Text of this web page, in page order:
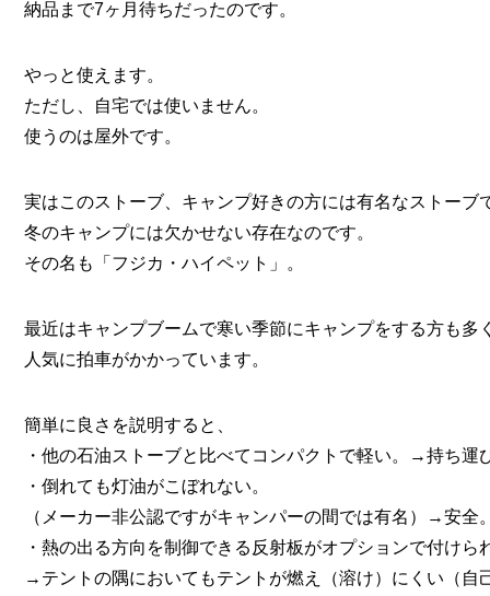
納品まで7ヶ月待ちだったのです。
やっと使えます。
ただし、自宅では使いません。
使うのは屋外です。
実はこのストーブ、キャンプ好きの方には有名なストーブ
冬のキャンプには欠かせない存在なのです。
その名も「フジカ・ハイペット」。
最近はキャンプブームで寒い季節にキャンプをする方も多
人気に拍車がかかっています。
簡単に良さを説明すると、
・他の石油ストーブと比べてコンパクトで軽い。→持ち運
・倒れても灯油がこぼれない。
（メーカー非公認ですがキャンパーの間では有名）→安全。
・熱の出る方向を制御できる反射板がオプションで付けら
→テントの隅においてもテントが燃え（溶け）にくい（自